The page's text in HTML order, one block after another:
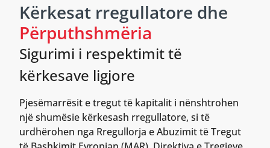
Kërkesat rregullatore dhe
Përputhshmëria
Sigurimi i respektimit të
kërkesave ligjore
Pjesëmarrësit e tregut të kapitalit i nënshtrohen
një shumësie kërkesash rregullatore, si të
urdhërohen nga Rregullorja e Abuzimit të Tregut